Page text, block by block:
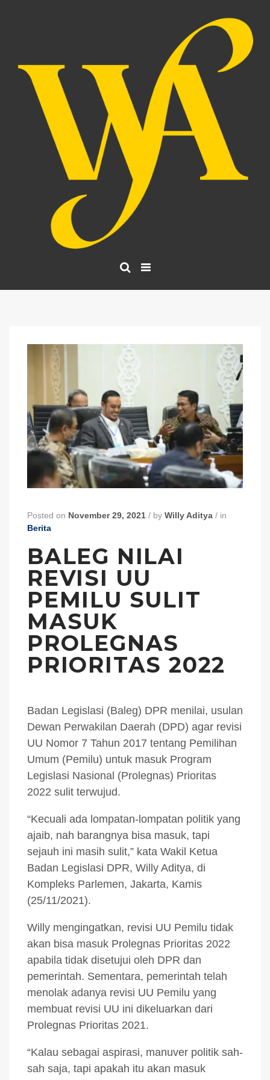
Posted on November 29, 2021 / by Willy Aditya / in
Berita
BALEG NILAI
REVISI UU
PEMILU SULIT
MASUK
PROLEGNAS
PRIORITAS 2022
Badan Legislasi (Baleg) DPR menilai, usulan
Dewan Perwakilan Daerah (DPD) agar revisi
UU Nomor 7 Tahun 2017 tentang Pemilihan
Umum (Pemilu) untuk masuk Program
Legislasi Nasional (Prolegnas) Prioritas
2022 sulit terwujud.
“Kecuali ada lompatan-lompatan politik yang
ajaib, nah barangnya bisa masuk, tapi
sejauh ini masih sulit,” kata Wakil Ketua
Badan Legislasi DPR, Willy Aditya, di
Kompleks Parlemen, Jakarta, Kamis
(25/11/2021).
Willy mengingatkan, revisi UU Pemilu tidak
akan bisa masuk Prolegnas Prioritas 2022
apabila tidak disetujui oleh DPR dan
pemerintah. Sementara, pemerintah telah
menolak adanya revisi UU Pemilu yang
membuat revisi UU ini dikeluarkan dari
Prolegnas Prioritas 2021.
“Kalau sebagai aspirasi, manuver politik sah-
sah saja, tapi apakah itu akan masuk